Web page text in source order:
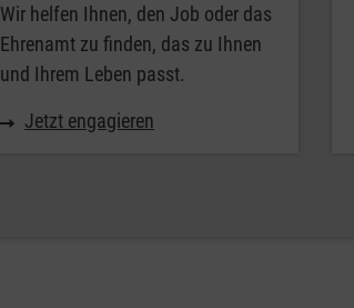
Wir helfen Ihnen, den Job oder das
Ehrenamt zu finden, das zu Ihnen
und Ihrem Leben passt.
Jetzt engagieren